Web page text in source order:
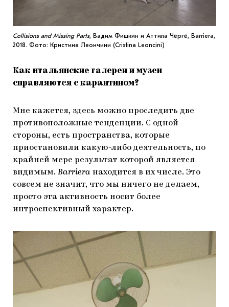
Collisions and Missing Parts, Вадим Фишкин и Аттила Чёргё, Barriera,
2018. Фото: Кристина Леончини (Cristina Leoncini)
Как итальянские галереи и музеи
справляются с карантином?
Мне кажется, здесь можно проследить две
противоположные тенденции. С одной
стороны, есть пространства, которые
приостановили какую-либо деятельность, по
крайней мере результат которой является
видимым. Barriera находится в их числе. Это
совсем не значит, что мы ничего не делаем,
просто эта активность носит более
интроспективный характер.